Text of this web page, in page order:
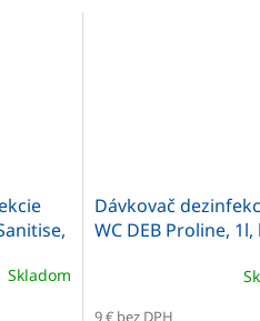
Skladom
Dávkovač
WC DEB Proline, 1l,
9 € bez DPH